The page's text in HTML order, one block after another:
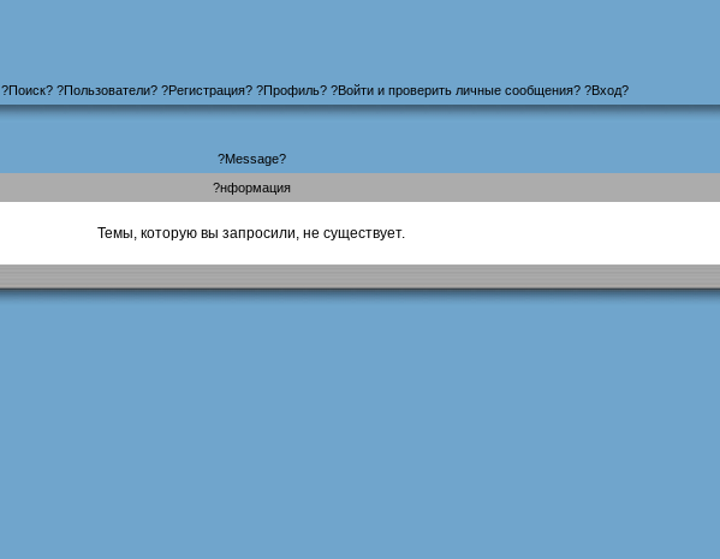
?Поиск? ?Пользователи? ?Регистрация? ?Профиль? ?Войти и проверить личные сообщения? ?Вход?
?Message?
?нформация
Темы, которую вы запросили, не существует.